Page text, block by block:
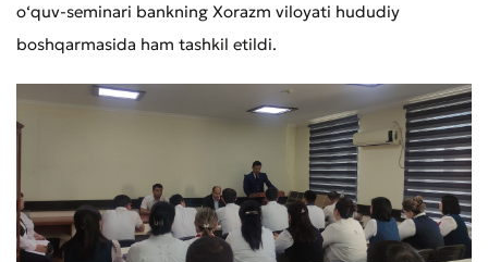
o‘quv-seminari bankning Xorazm viloyati hududiy
boshqarmasida ham tashkil etildi.